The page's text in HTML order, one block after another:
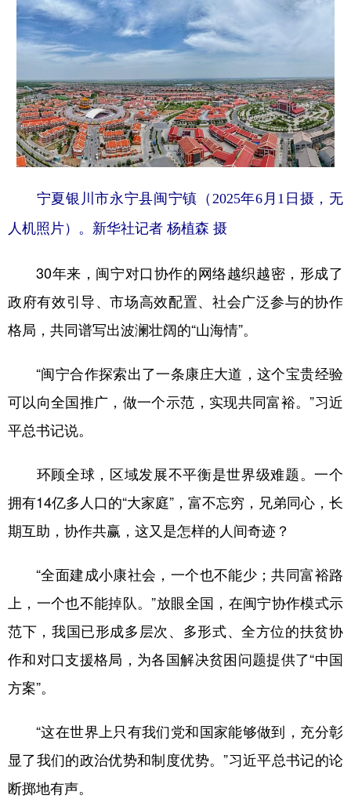
宁夏银川市永宁县闽宁镇（2025年6月1日摄，无
人机照片）。新华社记者 杨植森 摄
30年来，闽宁对口协作的网络越织越密，形成了
政府有效引导、市场高效配置、社会广泛参与的协作
格局，共同谱写出波澜壮阔的“山海情”。
“闽宁合作探索出了一条康庄大道，这个宝贵经验
可以向全国推广，做一个示范，实现共同富裕。”习近
平总书记说。
环顾全球，区域发展不平衡是世界级难题。一个
拥有14亿多人口的“大家庭”，富不忘穷，兄弟同心，长
期互助，协作共赢，这又是怎样的人间奇迹？
“全面建成小康社会，一个也不能少；共同富裕路
上，一个也不能掉队。”放眼全国，在闽宁协作模式示
范下，我国已形成多层次、多形式、全方位的扶贫协
作和对口支援格局，为各国解决贫困问题提供了“中国
方案”。
“这在世界上只有我们党和国家能够做到，充分彰
显了我们的政治优势和制度优势。”习近平总书记的论
断掷地有声。